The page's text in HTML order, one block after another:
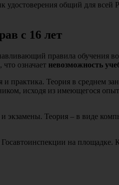
удостоверения общий для
с 16 лет
правила обучения
означает невозможность
практика. Теория в среднем
исходя из имеющегося
экзамены. Теория – в виде
на площадке.